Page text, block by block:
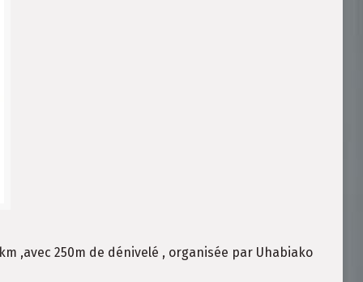
,avec 250m de dénivelé , organisée par Uhabiako